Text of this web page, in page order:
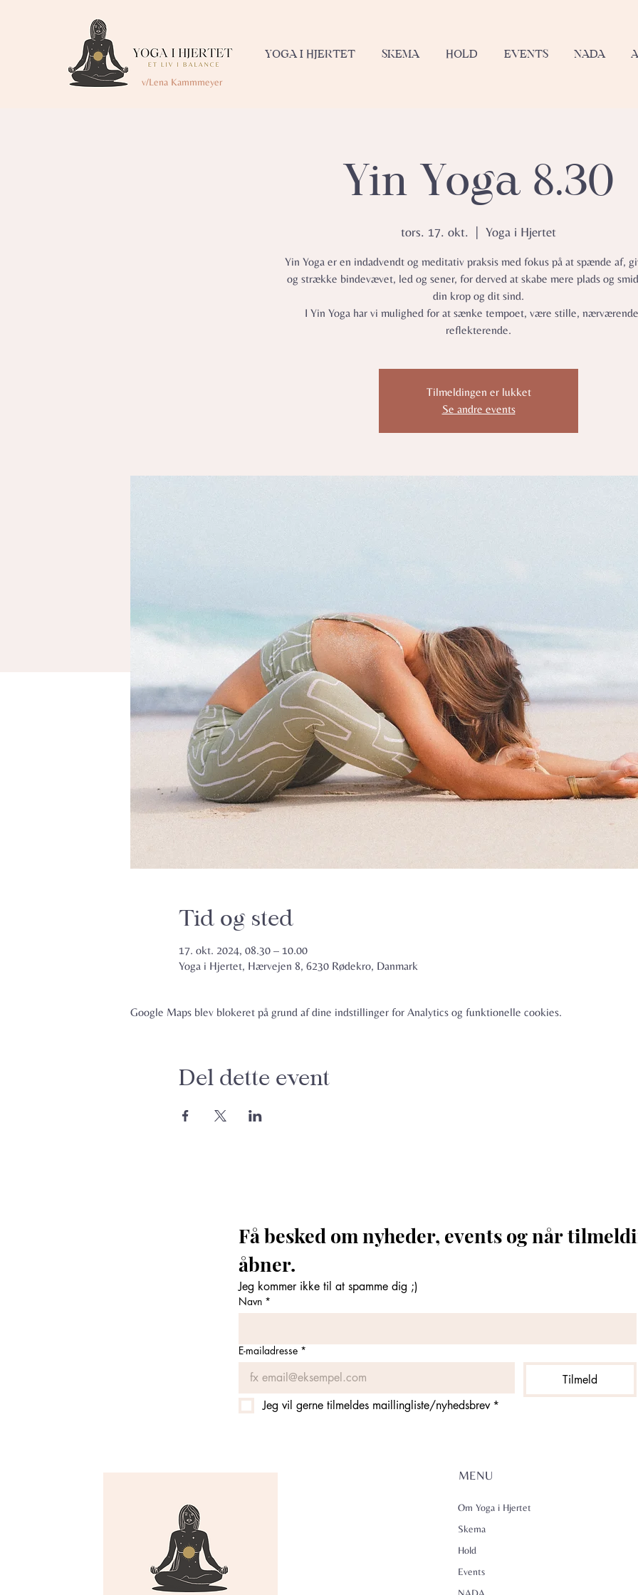
v/Lena Kammmeyer
YOGA I HJERTET SKEMA HOLD EVENTS NADA
Yin Yoga 8.30
tors. 17. okt. Yoga i Hjertet
Yin Yoga er en indadvendt og meditativ praksis med fokus på at spænde af,
og strække bindevævet, led og sener, for derved at skabe mere plads og
din krop og dit sind.
I Yin Yoga har vi mulighed for at sænke tempoet, være stille,
reflekterende.
Tilmeldingen er lukket
Se andre events
Tid og sted
17. okt. 2024, 08.30 – 10.00
Yoga i Hjertet, Hærvejen 8, 6230 Rødekro, Danmark
Google Maps blev blokeret på grund af dine indstillinger for Analytics og funktionelle cookies.
Del dette event
Få besked om nyheder, events og når
Jeg kommer ikke til at spamme dig ;)
Navn *
E-mailadresse *
Tilmeld
Jeg vil gerne tilmeldes maillingliste/nyhedsbrev *
MENU
Om Yoga i Hjertet
Skema
Hold
Events